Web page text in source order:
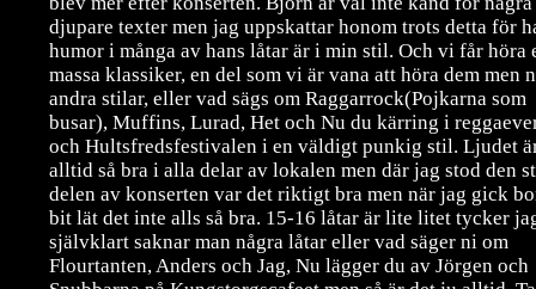
djupare texter men jag uppskattar honom trots detta för
humor i många av hans låtar är i min stil. Och vi får höra
massa klassiker, en del som vi är vana att höra dem men
andra stilar, eller vad sägs om Raggarrock(Pojkarna som
busar), Muffins, Lurad, Het och Nu du kärring i
och Hultsfredsfestivalen i en väldigt punkig stil. Ljudet
alltid så bra i alla delar av lokalen men där jag stod den
delen av konserten var det riktigt bra men när jag gick
bit lät det inte alls så bra. 15-16 låtar är lite litet tycker
självklart saknar man några låtar eller vad säger ni om
Flourtanten, Anders och Jag, Nu lägger du av Jörgen och